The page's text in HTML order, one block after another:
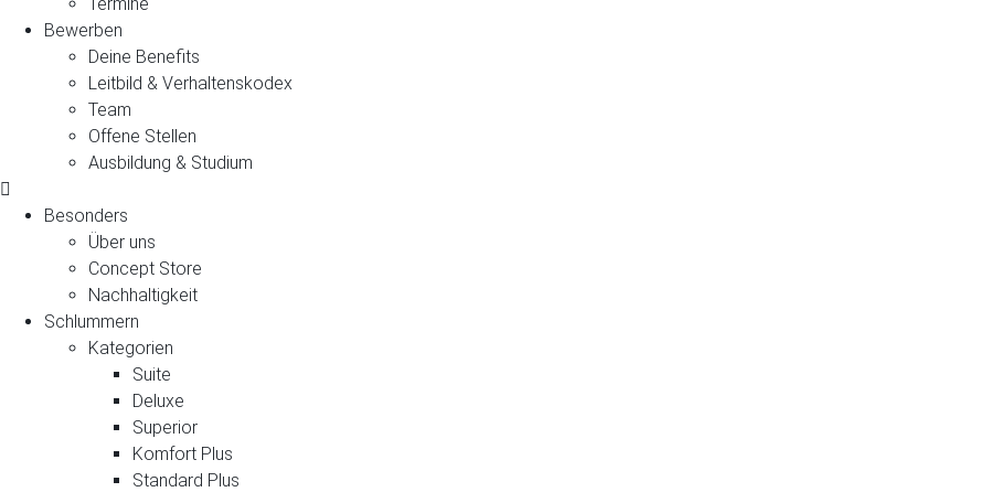
Bewerben
Deine Benefits
Leitbild & Verhaltenskodex
Team
Offene Stellen
Ausbildung & Studium
Besonders
Über uns
Concept Store
Nachhaltigkeit
Schlummern
Kategorien
Suite
Deluxe
Superior
Komfort Plus
Standard Plus